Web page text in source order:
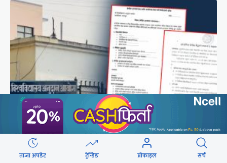
शैक्षिक क्रेडिट बैंक : विदेशमा अध्ययन पूरा नगरी फर्किए
नेपालमा निरन्तरता
ताजा अपडेट ट्रेन्डिङ प्रोफाइल सर्च